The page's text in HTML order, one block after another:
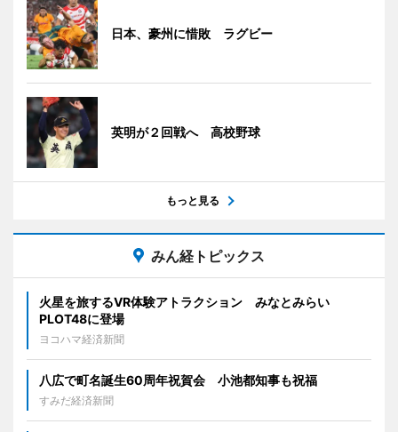
日本、豪州に惜敗 ラグビー
英明が２回戦へ 高校野球
もっと見る
みん経トピックス
火星を旅するVR体験アトラクション みなとみらい
PLOT48に登場
ヨコハマ経済新聞
八広で町名誕生60周年祝賀会 小池都知事も祝福
すみだ経済新聞